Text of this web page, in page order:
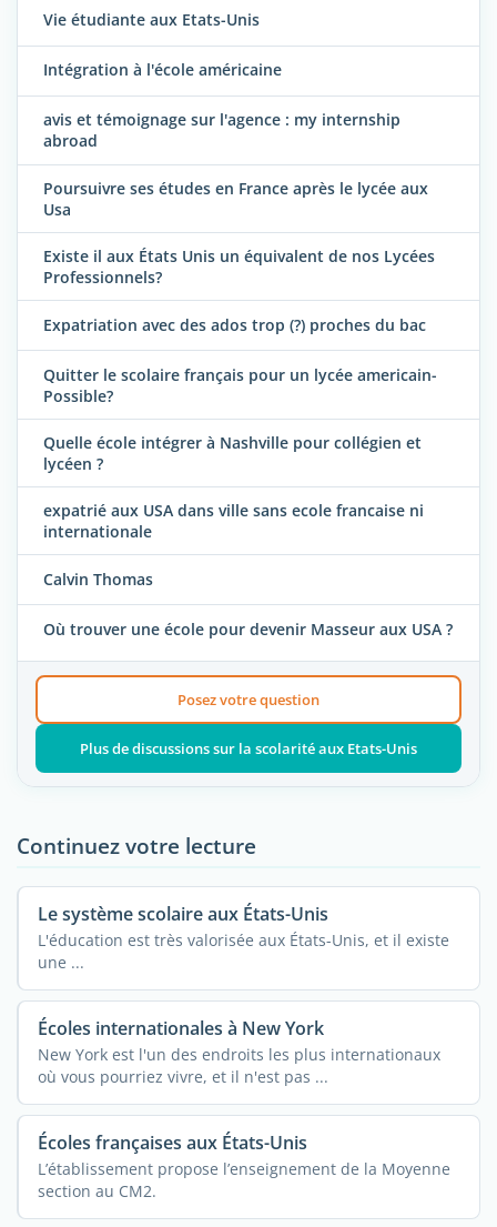
Vie étudiante aux Etats-Unis
Intégration à l'école américaine
avis et témoignage sur l'agence : my internship
abroad
Poursuivre ses études en France après le lycée aux
Usa
Existe il aux États Unis un équivalent de nos Lycées
Professionnels?
Expatriation avec des ados trop (?) proches du bac
Quitter le scolaire français pour un lycée americain-
Possible?
Quelle école intégrer à Nashville pour collégien et
lycéen ?
expatrié aux USA dans ville sans ecole francaise ni
internationale
Calvin Thomas
Où trouver une école pour devenir Masseur aux USA ?
Posez votre question
Plus de discussions sur la scolarité aux Etats-Unis
Continuez votre lecture
Le système scolaire aux États-Unis
L'éducation est très valorisée aux États-Unis, et il existe
une ...
Écoles internationales à New York
New York est l'un des endroits les plus internationaux
où vous pourriez vivre, et il n'est pas ...
Écoles françaises aux États-Unis
L’établissement propose l’enseignement de la Moyenne
section au CM2.